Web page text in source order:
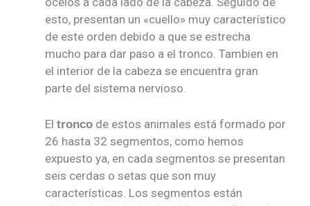
esto, presentan un «cuello» muy característico
de este orden debido a que se estrecha
mucho para dar paso a el tronco. Tambien en
el interior de la cabeza se encuentra gran
parte del sistema nervioso.
El tronco de estos animales está formado por
26 hasta 32 segmentos, como hemos
expuesto ya, en cada segmentos se presentan
seis cerdas o setas que son muy
características. Los segmentos están